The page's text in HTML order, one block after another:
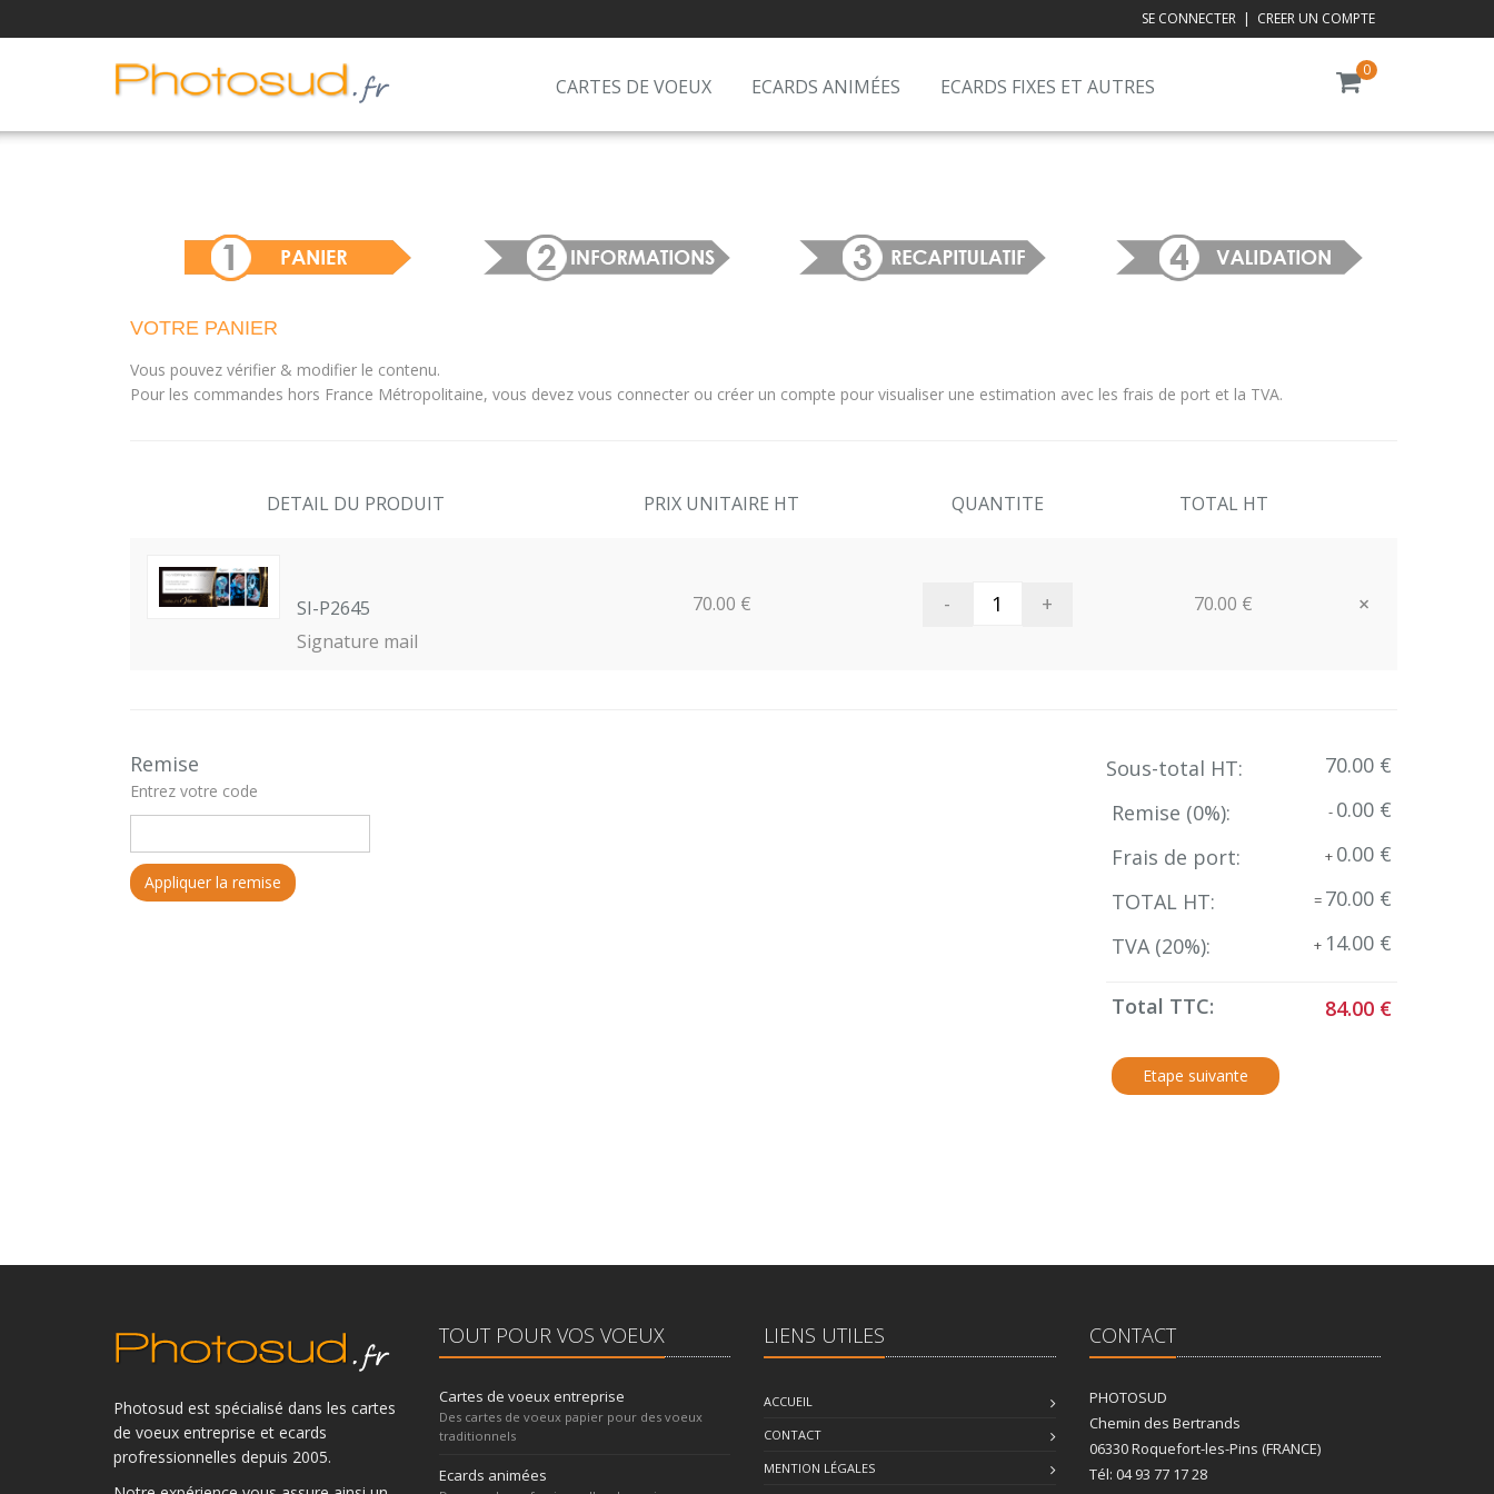
SE CONNECTER | CREER UN COMPTE
0
CARTES DE VOEUX ECARDS ANIMÉES ECARDS FIXES ET AUTRES
VOTRE PANIER
Vous pouvez vérifier & modifier le contenu.
Pour les commandes hors France Métropolitaine, vous devez vous connecter ou créer un compte pour visualiser une estimation avec les frais de port et la TVA.
DETAIL DU PRODUIT PRIX UNITAIRE HT QUANTITE TOTAL HT
SI-P2645
Signature mail
70.00 € - + 70.00 € ×
Close
Remise
Entrez votre code
Appliquer la remise
Sous-total HT:
70.00 €
Remise (0%): - 0.00 €
Frais de port:
+ 0.00 €
TOTAL HT:
= 70.00 €
TVA (20%): + 14.00 €
Total TTC: 84.00 €
Photosud est spécialisé dans les cartes
de voeux entreprise et ecards
profressionnelles depuis 2005.
TOUT POUR VOS VOEUX
Cartes de voeux entreprise
Des cartes de voeux papier pour des voeux
traditionnels
Ecards animées
LIENS UTILES
ACCUEIL
CONTACT
MENTION LÉGALES
CONTACT
PHOTOSUD
Chemin des Bertrands
06330 Roquefort-les-Pins (FRANCE)
Tél: 04 93 77 17 28